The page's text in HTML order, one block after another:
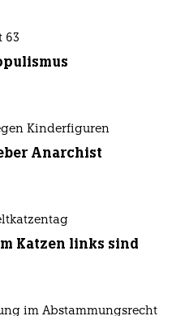
63
Kinderfiguren
Anarchist
Katzen links sind
im Abstammungsrecht